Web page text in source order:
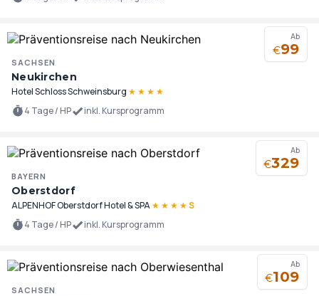
Ab
€99
SACHSEN
Neukirchen
Hotel Schloss Schweinsburg ★ ★ ★ ★
4 Tage / HP
inkl. Kursprogramm
Ab
€329
BAYERN
Oberstdorf
ALPENHOF Oberstdorf Hotel & SPA★ ★ ★ ★S
4 Tage / HP
inkl. Kursprogramm
Ab
€109
SACHSEN